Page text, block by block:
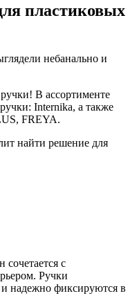
пластиковых
небанально и
В ассортименте
Internika, а также
FREYA.
найти решение для
с
Ручки
надежно фиксируются в